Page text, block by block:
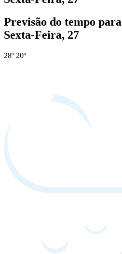
Previsão do tempo para
Sexta-Feira, 27
28º 20º